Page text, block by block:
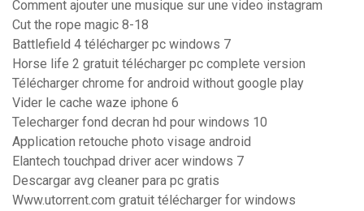
Comment ajouter une musique sur une video instagram
Cut the rope magic 8-18
Battlefield 4 télécharger pc windows 7
Horse life 2 gratuit télécharger pc complete version
Télécharger chrome for android without google play
Vider le cache waze iphone 6
Telecharger fond decran hd pour windows 10
Application retouche photo visage android
Elantech touchpad driver acer windows 7
Descargar avg cleaner para pc gratis
Www.utorrent.com gratuit télécharger for windows